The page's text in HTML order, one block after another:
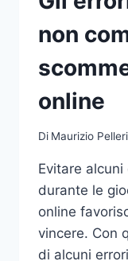
DA
non
online
Di Maurizio Pelleri
Evitare
durante le
online
vincere. Con
di alcuni